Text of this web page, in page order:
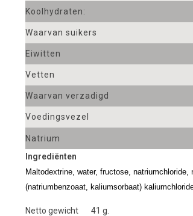
Koolhydraten:
Waarvan suikers
Eiwitten
Vetten
Waarvan verzadigd
Voedingsvezel
Natrium
Ingrediënten
Maltodextrine, water, fructose,
(natriumbenzoaat, kaliumsorbaat)
Netto gewicht 41 g.